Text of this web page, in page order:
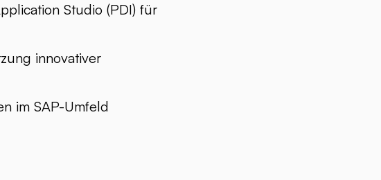
Studio (PDI) für
innovativer
im SAP-Umfeld